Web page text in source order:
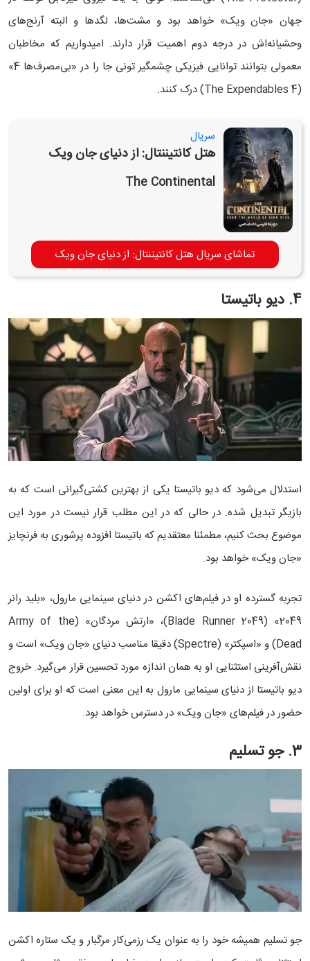
جهان «جان ویک» خواهد بود و مشت‌ها، لگدها و البته آرنج‌های
وحشیانه‌اش در درجه دوم اهمیت قرار دارند. امیدواریم که مخاطبان
معمولی بتوانند توانایی فیزیکی چشمگیر تونی جا را در «بی‌مصرف‌ها 4»
(The Expendables 4) درک کنند.
سریال
هتل کانتیننتال: از دنیای جان ویک
The Continental
تماشای سریال هتل کانتیننتال: از دنیای جان ویک
4. دیو باتیستا
استدلال می‌شود که دیو باتیستا یکی از بهترین کشتی‌گیرانی است که به
بازیگر تبدیل شده. در حالی که در این مطلب قرار نیست در مورد این
موضوع بحث کنیم، مطمئنا معتقدیم که باتیستا افزوده پرشوری به فرنچایز
«جان ویک» خواهد بود.
تجربه گسترده او در فیلم‌های اکشن در دنیای سینمایی مارول، «بلید رانر
2049» (Blade Runner 2049)، «ارتش مردگان» (Army of the
Dead) و «اسپکتر» (Spectre) دقیقا مناسب دنیای «جان ویک» است و
نقش‌آفرینی استثنایی او به همان اندازه مورد تحسین قرار می‌گیرد. خروج
دیو باتیستا از دنیای سینمایی مارول به این معنی است که او برای اولین
حضور در فیلم‌های «جان ویک» در دسترس خواهد بود.
3. جو تسلیم
جو تسلیم همیشه خود را به عنوان یک رزمی‌کار مرگبار و یک ستاره اکشن